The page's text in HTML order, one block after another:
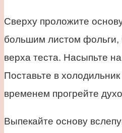
Сверху проложите
большим листом фольги,
верха теста. Насыпьте
Поставьте в
временем прогрейте
Выпекайте основу